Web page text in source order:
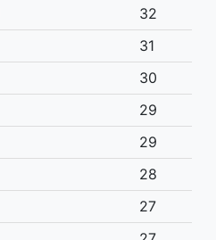
32
31
30
29
29
28
27